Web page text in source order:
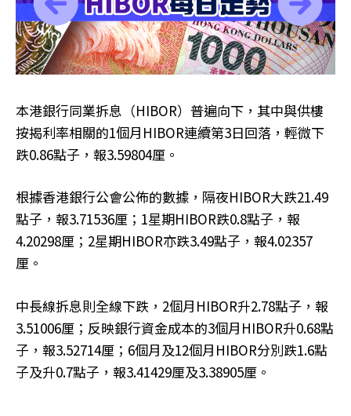
本港銀行同業拆息（HIBOR）普遍向下，其中與供樓
按揭利率相關的1個月HIBOR連續第3日回落，輕微下
跌0.86點子，報3.59804厘。
根據香港銀行公會公佈的數據，隔夜HIBOR大跌21.49
點子，報3.71536厘；1星期HIBOR跌0.8點子，報
4.20298厘；2星期HIBOR亦跌3.49點子，報4.02357
厘。
中長線拆息則全線下跌，2個月HIBOR升2.78點子，報
3.51006厘；反映銀行資金成本的3個月HIBOR升0.68點
子，報3.52714厘；6個月及12個月HIBOR分別跌1.6點
子及升0.7點子，報3.41429厘及3.38905厘。